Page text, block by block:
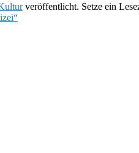
veröffentlicht. Setze ein